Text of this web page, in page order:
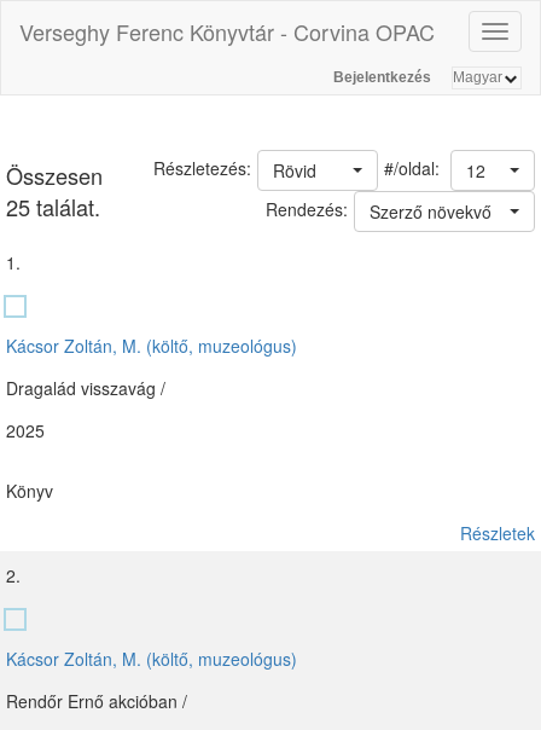
Verseghy Ferenc Könyvtár - Corvina OPAC
Bejelentkezés
Összesen
25 találat.
#/oldal: 12
Rövid
Részletezés:
Rendezés:
Szerző növekvő
1.
Kácsor Zoltán, M. (költő, muzeológus)
Dragalád visszavág /
2025
Könyv
Részletek
2.
Kácsor Zoltán, M. (költő, muzeológus)
Rendőr Ernő akcióban /